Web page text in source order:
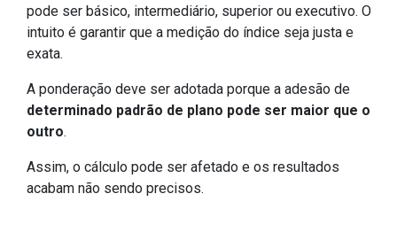
pode ser básico, intermediário, superior ou executivo. O
intuito é garantir que a medição do índice seja justa e
exata.
A ponderação deve ser adotada porque a adesão de
determinado padrão de plano pode ser maior que o
outro.
Assim, o cálculo pode ser afetado e os resultados
acabam não sendo precisos.